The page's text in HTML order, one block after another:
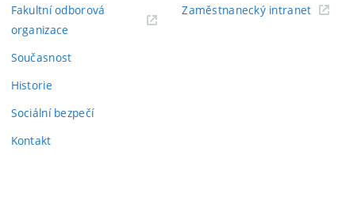
Fakultní odborová
organizace
Současnost
Historie
Sociální bezpečí
Kontakt
Zaměstnanecký intranet(externí